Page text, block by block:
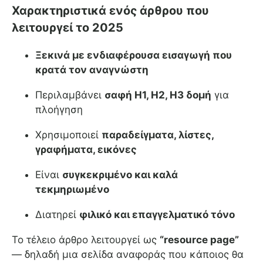
Χαρακτηριστικά ενός άρθρου που
λειτουργεί το 2025
Ξεκινά με ενδιαφέρουσα εισαγωγή που
κρατά τον αναγνώστη
Περιλαμβάνει σαφή H1, H2, H3 δομή για
πλοήγηση
Χρησιμοποιεί παραδείγματα, λίστες,
γραφήματα, εικόνες
Είναι συγκεκριμένο και καλά
τεκμηριωμένο
Διατηρεί φιλικό και επαγγελματικό τόνο
Το τέλειο άρθρο λειτουργεί ως “resource page”
— δηλαδή μια σελίδα αναφοράς που κάποιος θα